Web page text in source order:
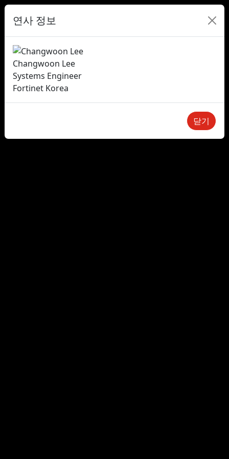
연사 정보
Changwoon Lee
Systems Engineer
Fortinet Korea
닫기